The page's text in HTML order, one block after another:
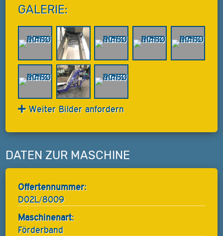
GALERIE:
Weiter Bilder anfordern
DATEN ZUR MASCHINE
Offertennummer:
D02L/8009
Maschinenart:
Förderband